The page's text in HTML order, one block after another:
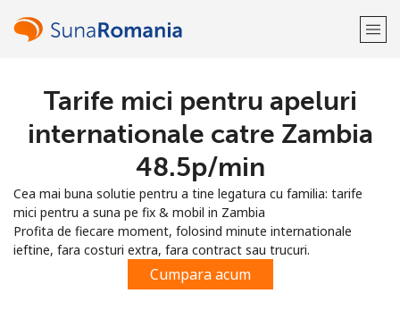
Bine-ai venit!
Inregistreaza-te cu
Tarife mici pentru apeluri
internationale catre Zambia
⁦48.5p⁩/min
Cea mai buna solutie pentru a tine legatura cu familia: tarife
mici pentru a suna pe fix & mobil in Zambia
Profita de fiecare moment, folosind minute internationale
ieftine, fara costuri extra, fara contract sau trucuri.
Cumpara acum